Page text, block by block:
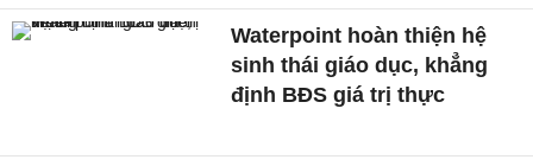
Waterpoint hoàn thiện hệ
sinh thái giáo dục, khẳng
định BĐS giá trị thực